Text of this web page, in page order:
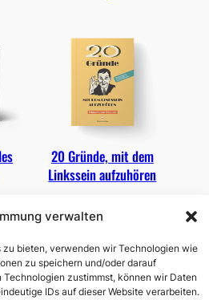
verwalten
zu bieten, verwenden wir Technologien wie
zu speichern und/oder darauf
Technologien zustimmst, können wir Daten
IDs auf dieser Website verarbeiten.
20 Gründe, mit dem
Linkssein aufzuhören
Ausführung wählen